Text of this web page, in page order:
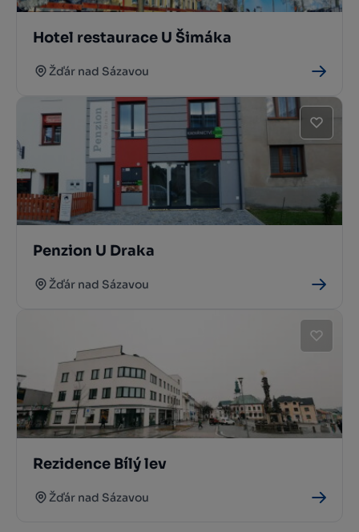
Hotel restaurace U Šimáka
Žďár nad Sázavou
Penzion U Draka
Žďár nad Sázavou
Rezidence Bílý lev
Žďár nad Sázavou